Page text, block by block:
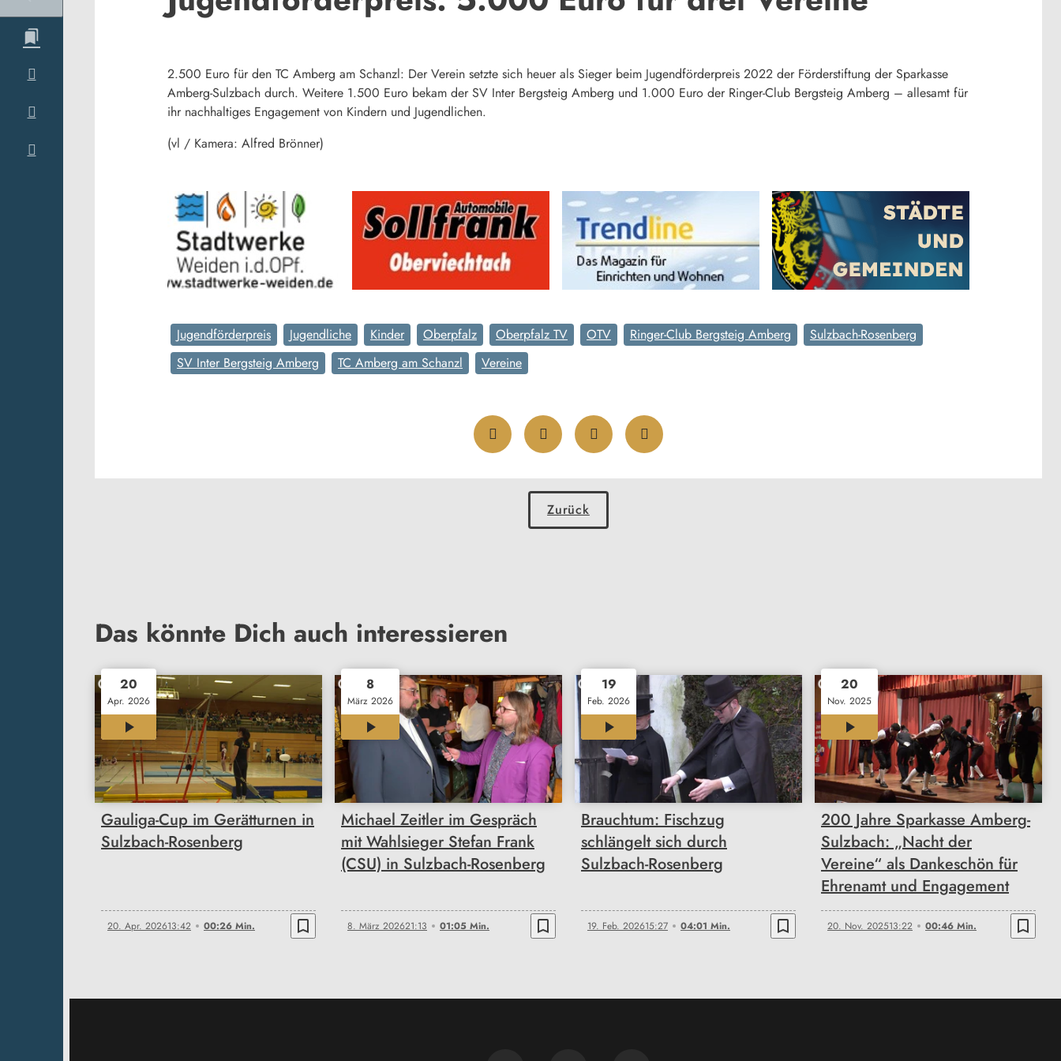
2.500 Euro für den TC Amberg am Schanzl: Der Verein setzte sich heuer als Sieger beim Jugendförderpreis 2022 der Förderstiftung der Sparkasse
Amberg-Sulzbach durch. Weitere 1.500 Euro bekam der SV Inter Bergsteig Amberg und 1.000 Euro der Ringer-Club Bergsteig Amberg – allesamt für
ihr nachhaltiges Engagement von Kindern und Jugendlichen.
(vl / Kamera: Alfred Brönner)
Jugendförderpreis Jugendliche Kinder Oberpfalz Oberpfalz TV OTV Ringer-Club Bergsteig Amberg
Sulzbach-Rosenberg
SV Inter Bergsteig Amberg
TC Amberg am Schanzl Vereine
Zurück
Das könnte Dich auch interessieren
20
Apr. 2026
00:26
Gauliga-Cup im Gerätturnen in
Sulzbach-Rosenberg
20. Apr. 202613:42 00:26 Min. bookmark_border
8
März 2026
Michael Zeitler im Gespräch
mit Wahlsieger Stefan Frank
(CSU) in Sulzbach-Rosenberg
8. März 202621:13 01:05 Min. bookmark_border
19
Feb. 2026
04:01
Brauchtum: Fischzug
schlängelt sich durch
Sulzbach-Rosenberg
19. Feb. 202615:27 04:01 Min. bookmark_border
20
Nov. 2025
00:46
200 Jahre Sparkasse Amberg-
Sulzbach: „Nacht der
Vereine“ als Dankeschön für
Ehrenamt und Engagement
20. Nov. 202513:22 00:46 Min. bookmark_border